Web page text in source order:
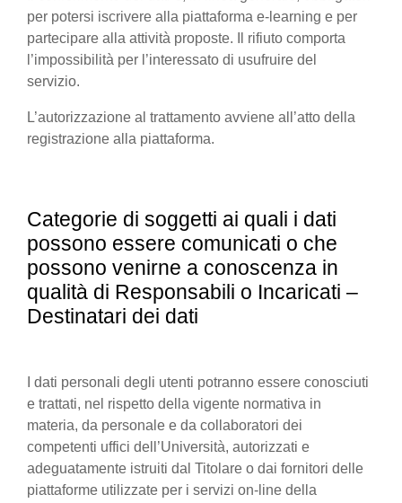
per potersi iscrivere alla piattaforma e-learning e per
partecipare alla attività proposte. Il rifiuto comporta
l’impossibilità per l’interessato di usufruire del
servizio.
L’autorizzazione al trattamento avviene all’atto della
registrazione alla piattaforma.
Categorie di soggetti ai quali i dati
possono essere comunicati o che
possono venirne a conoscenza in
qualità di Responsabili o Incaricati –
Destinatari dei dati
I dati personali degli utenti potranno essere conosciuti
e trattati, nel rispetto della vigente normativa in
materia, da personale e da collaboratori dei
competenti uffici dell’Università, autorizzati e
adeguatamente istruiti dal Titolare o dai fornitori delle
piattaforme utilizzate per i servizi on-line della